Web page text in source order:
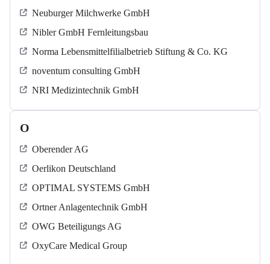
Neuburger Milchwerke GmbH
Nibler GmbH Fernleitungsbau
Norma Lebensmittelfilialbetrieb Stiftung & Co. KG
noventum consulting GmbH
NRI Medizintechnik GmbH
O
Oberender AG
Oerlikon Deutschland
OPTIMAL SYSTEMS GmbH
Ortner Anlagentechnik GmbH
OWG Beteiligungs AG
OxyCare Medical Group